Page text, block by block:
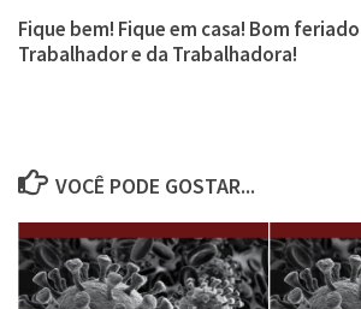
Fique bem! Fique em casa! Bom
Trabalhador e da Trabalhadora!
VOCÊ PODE GOSTAR...